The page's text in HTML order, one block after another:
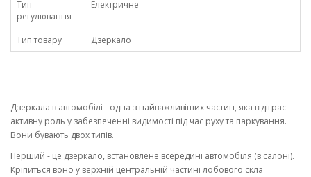
Тип
регулювання
Електричне
Тип товару Дзеркало
Дзеркала в автомобілі - одна з найважливіших частин, яка відіграє
активну роль у забезпеченні видимості під час руху та паркування.
Вони бувають двох типів.
Перший - це дзеркало, встановлене всередині автомобіля (в салоні).
Кріпиться воно у верхній центральній частині лобового скла